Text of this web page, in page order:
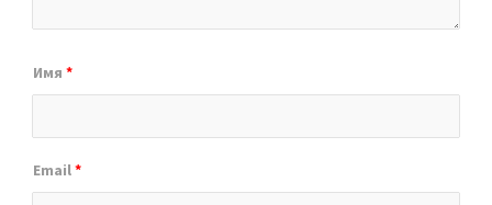
Имя *
Email*